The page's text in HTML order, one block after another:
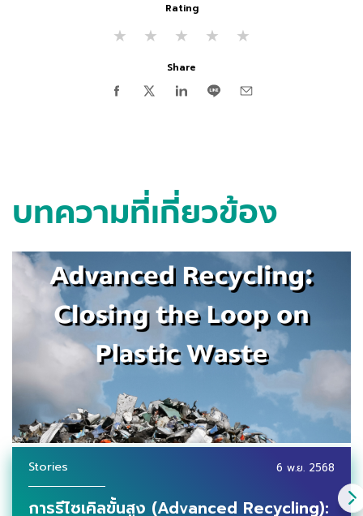
Rating
★
★
★
★
★
Share
บทความที่เกี่ยวข้อง
Stories 6 พ.ย. 2568
การรีไซเคิลขั้นสูง (Advanced Recycling):